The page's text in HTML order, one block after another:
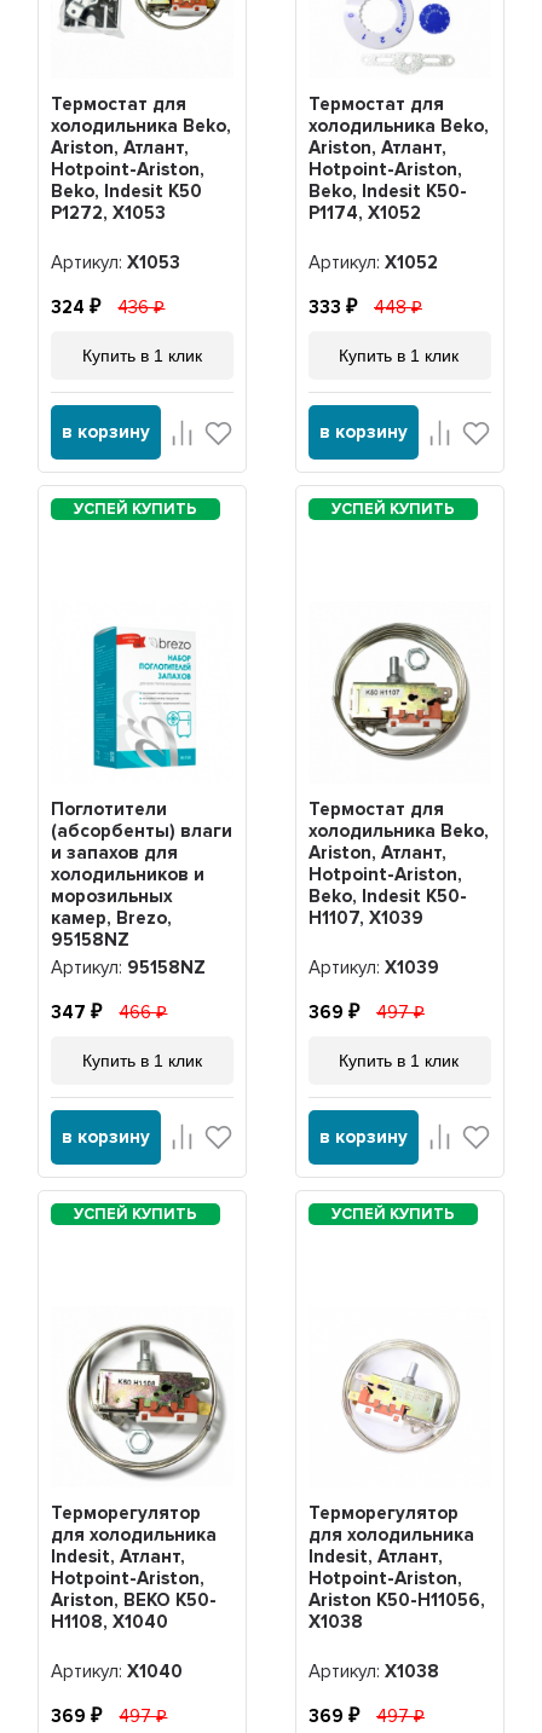
Термостат для
холодильника Beko,
Ariston, Атлант,
Hotpoint-Ariston,
Beko, Indesit K50
P1272, Х1053
Артикул:Х1053
324 436
Купить в 1 клик
в корзину
Термостат для
холодильника Beko,
Ariston, Атлант,
Hotpoint-Ariston,
Beko, Indesit K50-
P1174, Х1052
Артикул: Х1052
333 448
Купить в 1 клик
в корзину
Поглотители
(абсорбенты) влаги
и запахов для
холодильников и
морозильных
камер, Brezo,
95158NZ
Артикул: 95158NZ
347 466
Купить в 1 клик
в корзину
Термостат для
холодильника Beko,
Ariston, Атлант,
Hotpoint-Ariston,
Beko, Indesit K50-
H1107, Х1039
Артикул: Х1039
369 497
Купить в 1 клик
в корзину
Терморегулятор
для холодильника
Indesit, Атлант,
Hotpoint-Ariston,
Ariston, BEKO K50-
H1108, Х1040
Артикул:Х1040
369 497
Терморегулятор
для холодильника
Indesit, Атлант,
Hotpoint-Ariston,
Ariston K50-H11056,
Х1038
Артикул: Х1038
369 497